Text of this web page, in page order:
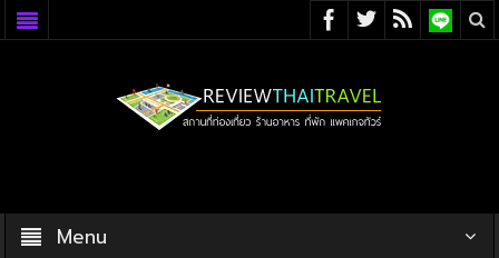
Menu